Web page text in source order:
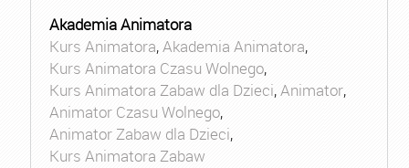
Akademia Animatora
Kurs Animatora,Akademia Animatora,
Kurs Animatora Czasu Wolnego,
Kurs Animatora Zabaw dla Dzieci,Animator,
Animator Czasu Wolnego,
Animator Zabaw dla Dzieci,
Kurs Animatora Zabaw